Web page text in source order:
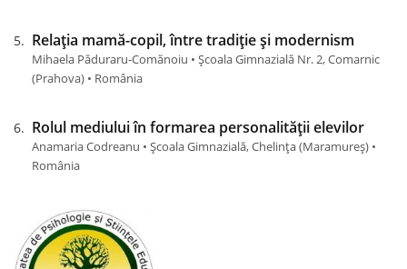
Relația mamă-copil, între tradiție și modernism
Mihaela Păduraru-Comănoiu • Școala Gimnazială Nr. 2, Comarnic
(Prahova) • România
Rolul mediului în formarea personalității elevilor
Anamaria Codreanu • Școala Gimnazială, Chelința (Maramureş) •
România